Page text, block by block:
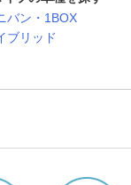
バン・1BOX
ブリッド